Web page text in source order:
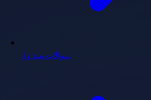
سوالات متداول